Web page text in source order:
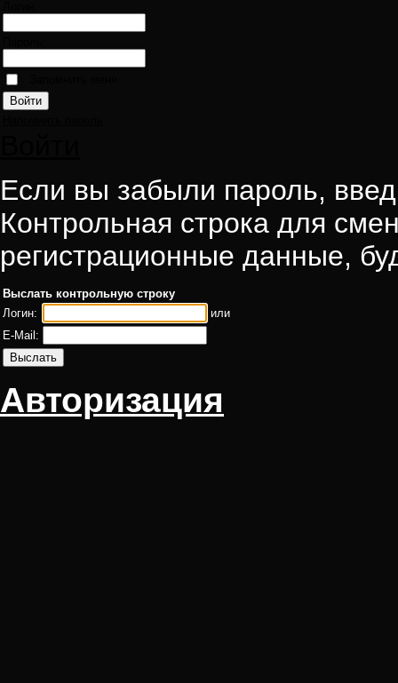
Если вы забыли пароль,
Контрольная строка для
регистрационные данные,
Выслать контрольную строку
Логин:
или
E-Mail:
Авторизация